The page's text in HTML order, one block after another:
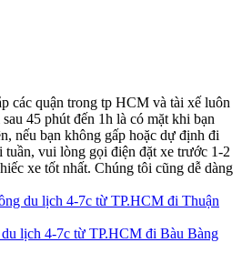
các quận trong tp HCM và tài xế luôn
45 phút đến 1h là có mặt khi bạn
nếu bạn không gấp hoặc dự định đi
tuần, vui lòng gọi điện đặt xe trước 1-2
xe tốt nhất. Chúng tôi cũng dễ dàng
du lịch 4-7c từ TP.HCM đi Thuận
lịch 4-7c từ TP.HCM đi Bàu Bàng